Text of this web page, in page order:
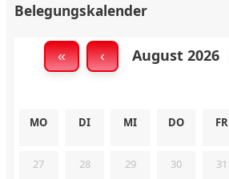
Belegungskalender
« ‹ August 2026
MO DI MI DO FR
27 28 29 30 31